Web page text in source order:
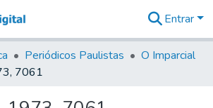
&
Coleções
Tudo na
Entrar
Periódicos Paulistas
O Imparcial
7061